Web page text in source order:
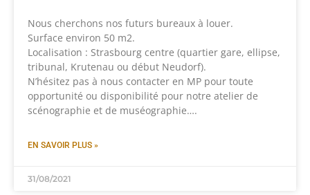
Nous cherchons nos futurs bureaux à louer.
Surface environ 50 m2.
Localisation : Strasbourg centre (quartier gare, ellipse,
tribunal, Krutenau ou début Neudorf).
N’hésitez pas à nous contacter en MP pour toute
opportunité ou disponibilité pour notre atelier de
scénographie et de muséographie….
EN SAVOIR PLUS »
31/08/2021